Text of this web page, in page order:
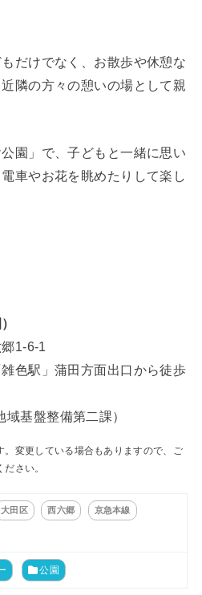
だけでなく、お散歩や休憩な
隣の方々の憩いの場として親
園」で、子どもと一緒に思い
車やお花を眺めたりして楽し
1-6-1
色駅」蒲田方面出口から徒歩
基盤整備第二課）
変更している場合もありますので、ご
さい。
大田区 西六郷 京急本線
公園